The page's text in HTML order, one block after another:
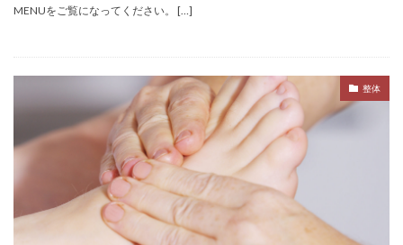
MENUをご覧になってください。 […]
整体
原理原則
味覚 香り
検索